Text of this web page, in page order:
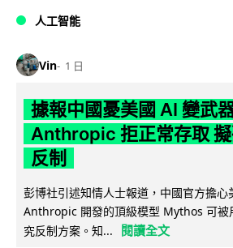
人工智能
Vin 1 日
據報中國憂美國 AI 變武
Anthropic 拒正常存取
反制
彭博社引述知情人士報道，中國官方擔心
Anthropic 開發的頂級模型 Mythos 可被
究反制方案。知...
閱讀全文